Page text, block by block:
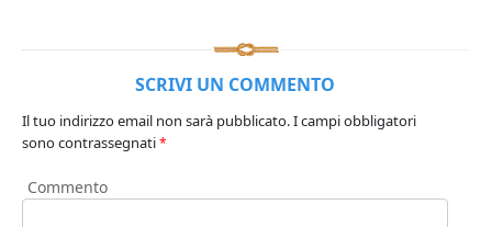
SCRIVI UN COMMENTO
Il tuo indirizzo email non sarà pubblicato.I campi obbligatori
sono contrassegnati*
Commento